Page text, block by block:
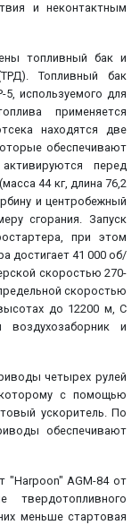
и неконтактным
топливный бак и
Топливный бак
используемого для
применяется
находятся две
обеспечивают
перед
44 кг, длина 76,2
и центробежный
сгорания. Запуск
при этом
достигает 41 000 об/
скоростью 270-
скоростью
до 12200 м, С
и
четырех рулей
с помощью
ускоритель. По
обеспечивают
"Harpoon" AGM-84 от
твердотопливного
меньше стартовая